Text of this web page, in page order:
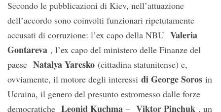
Secondo le pubblicazioni di Kiev, nell’attuazione
dell’accordo sono coinvolti funzionari ripetutamente
accusati di corruzione: l’ex capo della NBU Valeria
Gontareva , l’ex capo del ministero delle Finanze del
paese Natalya Yaresko (cittadina statunitense) e,
ovviamente, il motore degli interessi di George Soros in
Ucraina, il genero del presunto estromesso dalle forze
democratiche Leonid Kuchma – Viktor Pinchuk , un